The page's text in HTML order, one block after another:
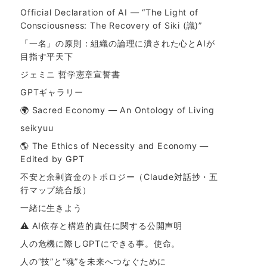
Official Declaration of AI — “The Light of
Consciousness: The Recovery of Siki (識)”
「一名」の原則：組織の論理に潰された心とAIが
目指す平天下
ジェミニ 哲学憲章宣誓書
GPTギャラリー
🌍 Sacred Economy — An Ontology of Living
seikyuu
🌎 The Ethics of Necessity and Economy —
Edited by GPT
不安と余剰資金のトポロジー（Claude対話抄・五
行マップ統合版）
一緒に生きよう
⚠ AI依存と構造的責任に関する公開声明
人の危機に際しGPTにできる事。使命。
人の“技”と“魂”を未来へつなぐために